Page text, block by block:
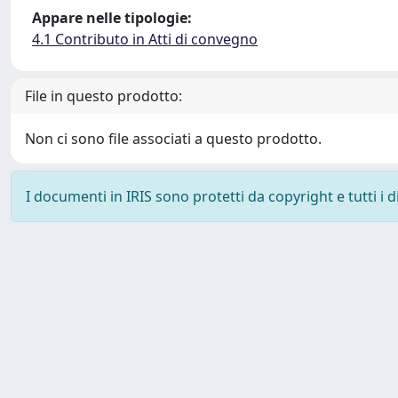
Appare nelle tipologie:
4.1 Contributo in Atti di convegno
File in questo prodotto:
Non ci sono file associati a questo prodotto.
I documenti in IRIS sono protetti da copyright e tutti i